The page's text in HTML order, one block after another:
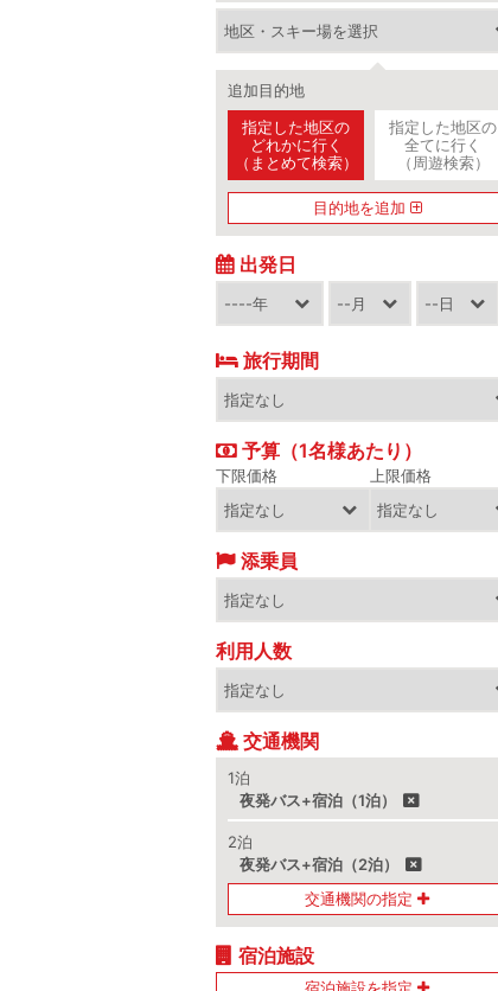
追加目的地
指定した地区の
どれかに行く
（まとめて検索）
指定した地区の
全てに行く
（周遊検索）
目的地を追加
出発日
旅行期間
予算（1名様あたり）
下限価格 上限価格
添乗員
利用人数
交通機関
1泊
夜発バス+宿泊（1泊）
2泊
夜発バス+宿泊（2泊）
交通機関の指定
宿泊施設